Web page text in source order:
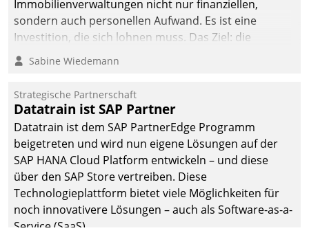
Immobilienverwaltungen nicht nur finanziellen,
sondern auch personellen Aufwand. Es ist eine
Investition, die sich lohnen muss. Das Ziel: die
nachhaltige Optimierung der Geschäftsabläufe. Damit
dieses Ziel erreicht wird, sollten einige Grundregeln
Sabine Wiedemann
Strategische Partnerschaft
Datatrain ist SAP Partner
Datatrain ist dem SAP PartnerEdge Programm
beigetreten und wird nun eigene Lösungen auf der
SAP HANA Cloud Platform entwickeln – und diese
über den SAP Store vertreiben. Diese
Technologieplattform bietet viele Möglichkeiten für
noch innovativere Lösungen – auch als Software-as-a-
Service (SaaS).